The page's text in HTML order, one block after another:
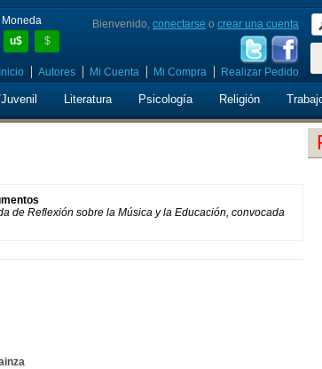
Moneda
u$
$
Bienvenido, conectarse o crear una cuenta
Inicio Autores Mi Cuenta Mi Compra Realizar Pedido
Literatura Psicología Religión
de Reflexión sobre la Música y la Educación, convocada